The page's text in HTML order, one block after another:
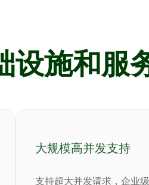
设施和服
大规模高并发支持
支持超大并发请求，企业